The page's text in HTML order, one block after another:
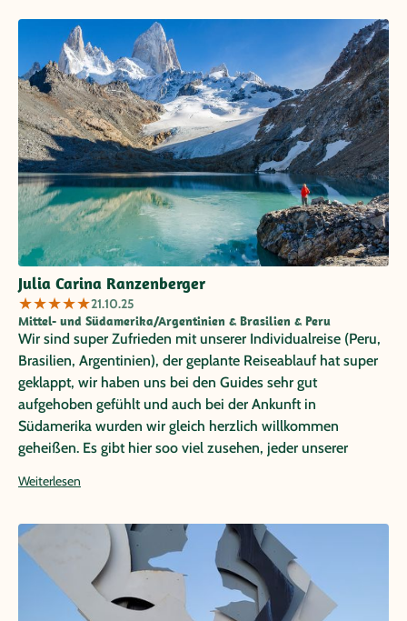
Julia Carina Ranzenberger
★★★★★21.10.25
Mittel- und Südamerika/Argentinien & Brasilien & Peru
Wir sind super Zufrieden mit unserer Individualreise (Peru,
Brasilien, Argentinien), der geplante Reiseablauf hat super
geklappt, wir haben uns bei den Guides sehr gut
aufgehoben gefühlt und auch bei der Ankunft in
Südamerika wurden wir gleich herzlich willkommen
geheißen. Es gibt hier soo viel zusehen, jeder unserer
nicht sagen was uns am Besten gefallen hat. Auch das
September/Oktober) Zwar konnten wir nicht baden, dafür
war es nicht zu heiß. Es war eine Reise die wir sicherlich nie
vergessen werden und in sehr guter Erinnerung behalten
werden!
Weiterlesen